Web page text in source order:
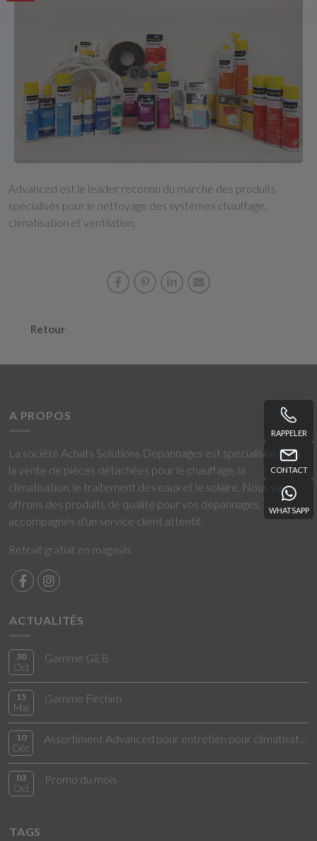
RAPPELER
CONTACT
WHATSAPP
Advanced est le leader reconnu du marché des produits
spécialisés pour le nettoyage des systèmes chauffage,
climatisation et ventilation.
Retour
A PROPOS
La société Achats Solutions Dépannages est spécialisée dans
la vente de pièces détachées pour le chauffage, la
climatisation, le traitement des eaux et le solaire. Nous vous
offrons des produits de qualité pour vos dépannages,
accompagnés d'un service client attentif.
Retrait gratuit en magasin.
ACTUALITÉS
30
Oct
Gamme GEB
15
Mai
Gamme Firchim
10
Déc
03
Oct
Promo du mois
TAGS